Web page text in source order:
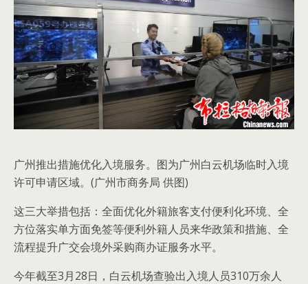
广州推出措施优化入境服务。图为广州白云机场临时入境
许可申请区域。(广州市商务局 供图)
这三大举措包括：全面优化外籍旅客支付便利化环境、全
方位落实单方面免签等便利外籍人员来华政策和措施、全
流程提升广交会境外采购商办证服务水平。
今年截至3月28日，白云机场查验出入境人员310万余人